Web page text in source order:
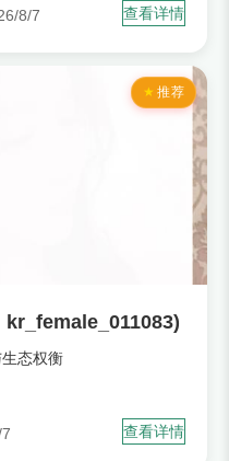
8/7 查看详情
推荐
kr_female_011083)
态权衡
查看详情